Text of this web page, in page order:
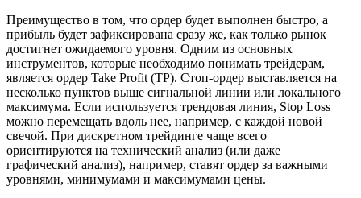
Преимущество в том, что ордер будет выполнен быстро, а
прибыль будет зафиксирована сразу же, как только рынок
достигнет ожидаемого уровня. Одним из основных
инструментов, которые необходимо понимать трейдерам,
является ордер Take Profit (TP). Стоп-ордер выставляется на
несколько пунктов выше сигнальной линии или локального
максимума. Если используется трендовая линия, Stop Loss
можно перемещать вдоль нее, например, с каждой новой
свечой. При дискретном трейдинге чаще всего
ориентируются на технический анализ (или даже
графический анализ), например, ставят ордер за важными
уровнями, минимумами и максимумами цены.